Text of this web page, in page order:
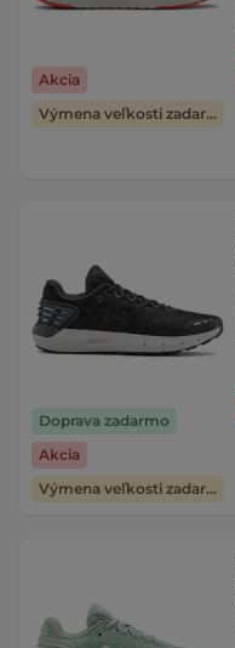
Akcia
Výmena veľkosti zadarmo
Doprava zadarmo
Akcia
Výmena veľkosti zadarmo